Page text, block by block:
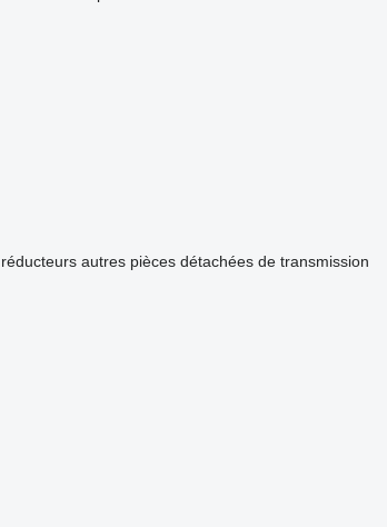
réducteurs autres pièces détachées de transmission